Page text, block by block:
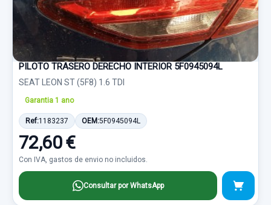
PILOTO TRASERO DERECHO INTERIOR 5F0945094L
SEAT LEON ST (5F8) 1.6 TDI
Garantia 1 ano
Ref:1183237 OEM:5F0945094L
72,60 €
Con IVA, gastos de envio no incluidos.
Consultar por WhatsApp